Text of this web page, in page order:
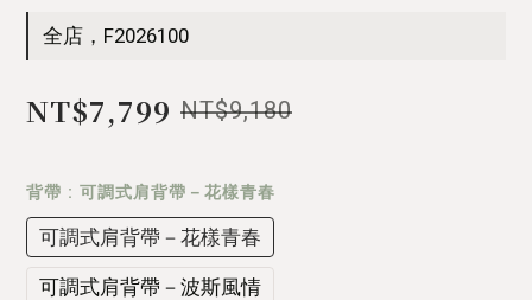
全店，F2026100
NT$7,799 NT$9,180
背帶 : 可調式肩背帶－花樣青春
可調式肩背帶－花樣青春
可調式肩背帶－波斯風情